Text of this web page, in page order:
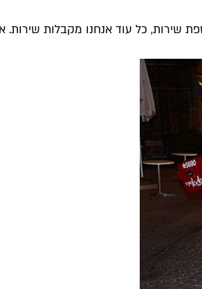
שירות, כל עוד אנחנו מקבלות שירות.